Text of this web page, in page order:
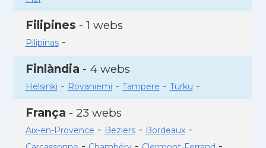
Filipines - 1 webs
Pilipinas-
Finlàndia - 4 webs
Helsinki - Rovaniemi - Tampere - Turku -
França - 23 webs
Aix-en-Provence - Beziers- Bordeaux-